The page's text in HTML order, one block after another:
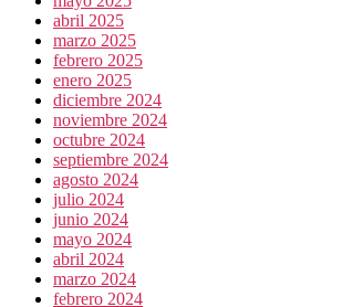
abril 2025
marzo 2025
febrero 2025
enero 2025
diciembre 2024
noviembre 2024
octubre 2024
septiembre 2024
agosto 2024
julio 2024
junio 2024
mayo 2024
abril 2024
marzo 2024
febrero 2024